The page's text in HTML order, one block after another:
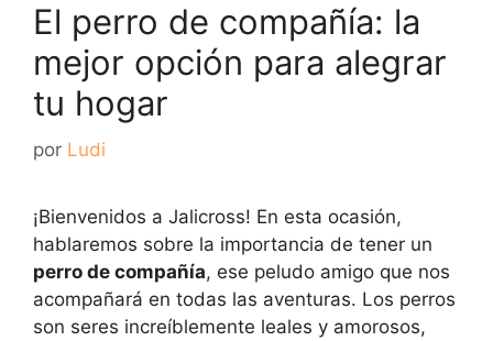
El perro de compañía: la
mejor opción para alegrar
tu hogar
por Ludi
¡Bienvenidos a Jalicross! En esta ocasión,
hablaremos sobre la importancia de tener un
perro de compañía, ese peludo amigo que nos
acompañará en todas las aventuras. Los perros
son seres increíblemente leales y amorosos,